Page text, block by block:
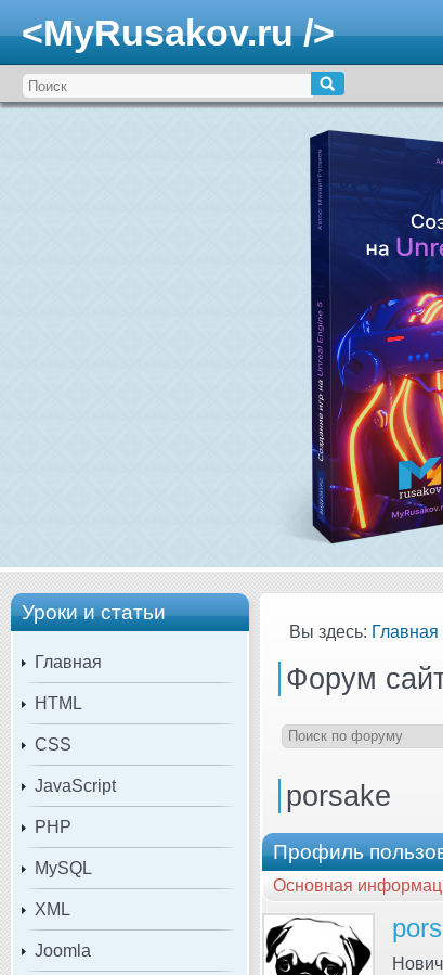
<MyRusakov.ru />
Уроки и статьи
Главная
HTML
CSS
JavaScript
PHP
MySQL
XML
Joomla
Вы здесь: Главная
Форум
porsake
Профиль
Основная